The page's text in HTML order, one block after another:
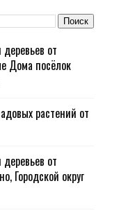
от
Дома посёлок
растений от
от
Городской округ